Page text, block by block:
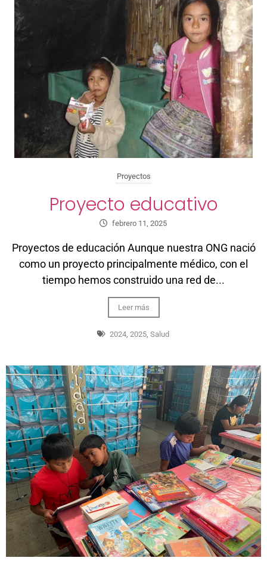
Proyectos
Proyecto educativo
febrero 11, 2025
Proyectos de educación Aunque nuestra ONG nació
como un proyecto principalmente médico, con el
tiempo hemos construido una red de...
Leer más
2024, 2025, Salud